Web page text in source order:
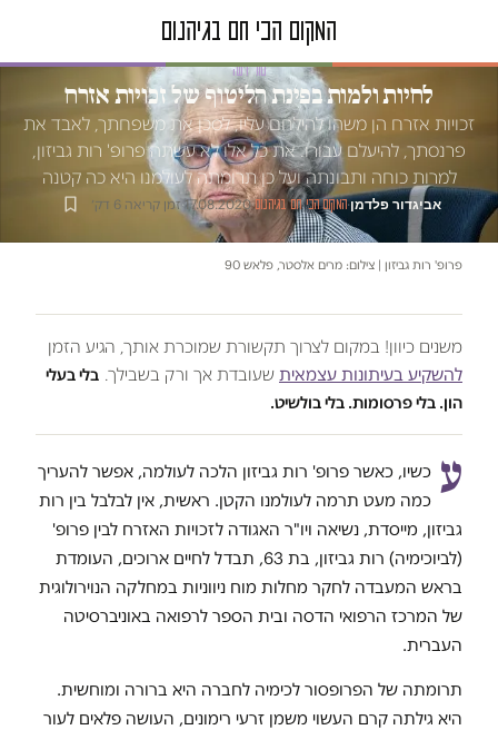
טור דעה
לחיות ולמות בפינת הליטוף של זכויות אזרח
זכויות אזרח הן משהו להילחם עליו, לסכן את משפחתך, לאבד את
פרנסתך, להיעלם עבורו. את כל אלו לא עשתה פרופ' רות גביזון,
למרות כוחה ותבונתה ועל כן תרומתה לעולמנו היא כה קטנה
אביגדור פלדמן·המקום הכי חם בגיהנום·
17.08.2020
·זמן קריאה 6 דק׳
פרופ' רות גביזון | צילום: מרים אלסטר, פלאש 90
משנים כיוון! במקום לצרוך תקשורת שמוכרת אותך, הגיע הזמן
להשקיע בעיתונות עצמאית שעובדת אך ורק בשבילך. בלי בעלי
הון. בלי פרסומות. בלי בולשיט.
ע כשיו, כאשר פרופ' רות גביזון הלכה לעולמה, אפשר להעריך
כמה מעט תרמה לעולמנו הקטן. ראשית, אין לבלבל בין רות
גביזון, מייסדת, נשיאה ויו"ר האגודה לזכויות האזרח לבין פרופ'
(לביוכימיה) רות גביזון, בת 63, תבדל לחיים ארוכים, העומדת
בראש המעבדה לחקר מחלות מוח ניווניות במחלקה הנוירולוגית
של המרכז הרפואי הדסה ובית הספר לרפואה באוניברסיטה
העברית.
תרומתה של הפרופסור לכימיה לחברה היא ברורה ומוחשית.
היא גילתה קרם העשוי משמן זרעי רימונים, העושה פלאים לעור